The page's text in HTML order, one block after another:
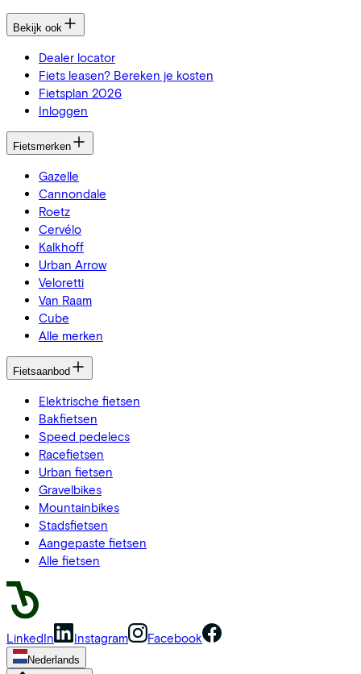
Bekijk ook
Dealer locator
Fiets leasen? Bereken je kosten
Fietsplan 2026
Inloggen
Fietsmerken
Gazelle
Cannondale
Roetz
Cervélo
Kalkhoff
Urban Arrow
Veloretti
Van Raam
Cube
Alle merken
Fietsaanbod
Elektrische fietsen
Bakfietsen
Speed pedelecs
Racefietsen
Urban fietsen
Gravelbikes
Mountainbikes
Stadsfietsen
Aangepaste fietsen
Alle fietsen
LinkedIn Instagram Facebook
Nederlands